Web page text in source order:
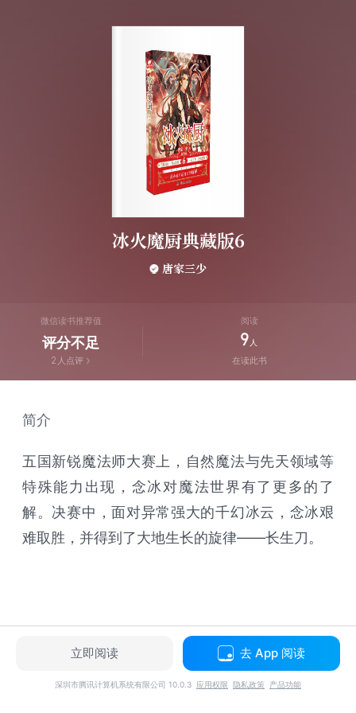
冰火魔厨典藏版6
唐家三少
微信读书推荐值
评分不足
2 人点评
阅读
9 人
在读此书
简介
五国新锐魔法师大赛上，自然魔法与先天领域等
特殊能力出现，念冰对魔法世界有了更多的了
解。决赛中，面对异常强大的千幻冰云，念冰艰
难取胜，并得到了大地生长的旋律——长生刀。
立即阅读 去 App 阅读
深圳市腾讯计算机系统有限公司 10.0.3 应用权限 隐私政策 产品功能